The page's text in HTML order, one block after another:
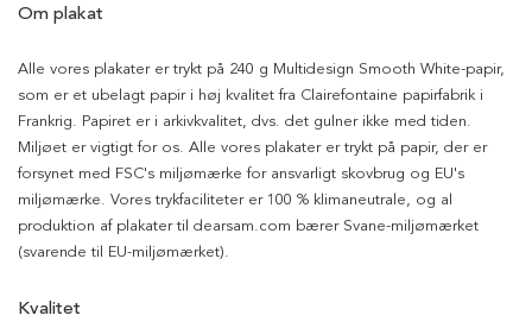
Om plakat
Alle vores plakater er trykt på 240 g Multidesign Smooth White-papir,
som er et ubelagt papir i høj kvalitet fra Clairefontaine papirfabrik i
Frankrig. Papiret er i arkivkvalitet, dvs. det gulner ikke med tiden.
Miljøet er vigtigt for os. Alle vores plakater er trykt på papir, der er
forsynet med FSC's miljømærke for ansvarligt skovbrug og EU's
miljømærke. Vores trykfaciliteter er 100 % klimaneutrale, og al
produktion af plakater til dearsam.com bærer Svane-miljømærket
(svarende til EU-miljømærket).
Kvalitet